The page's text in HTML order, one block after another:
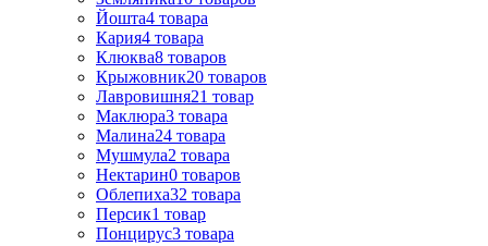
Йошта4 товара
Кария4 товара
Клюква8 товаров
Крыжовник20 товаров
Лавровишня21 товар
Маклюра3 товара
Малина24 товара
Мушмула2 товара
Нектарин0 товаров
Облепиха32 товара
Персик1 товар
Понцирус3 товара